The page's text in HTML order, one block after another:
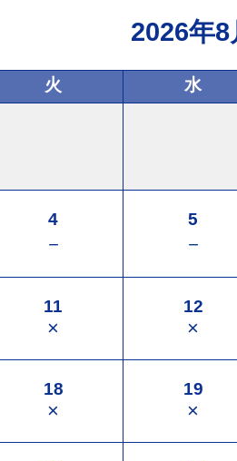
2026年8
火 水
4
－
5
－
11
×
12
×
18
×
19
×